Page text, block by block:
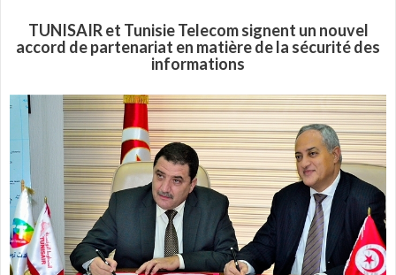
TUNISAIR et Tunisie Telecom signent un nouvel
accord de partenariat en matière de la sécurité des
informations